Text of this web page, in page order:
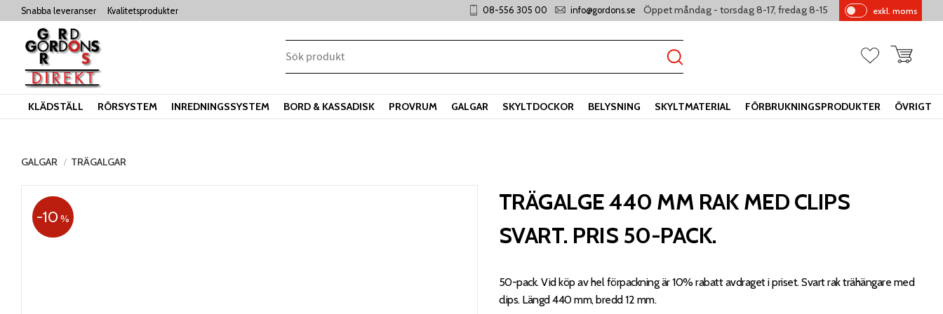
Snabba leveranser Kvalitetsprodukter 08-556 305 00 info@gordons.se Öppet måndag - torsdag 8-17, fredag 8-15
Pr
s
exkl. moms
FavoriterKundvagn
KLÄDSTÄLL RÖRSYSTEM INREDNINGSSYSTEM BORD & KASSADISK PROVRUM GALGAR SKYLTDOCKOR BELYSNING SKYLTMATERIAL FÖRBRUKNINGSPRODUKTER ÖVRIGT
GALGAR TRÄGALGAR
TRÄGALGE 440 MM RAK MED CLIPS
SVART. PRIS 50-PACK.
50-pack. Vid köp av hel förpackning är 10% rabatt avdraget i priset. Svart rak trähängare med
clips. Längd 440 mm, bredd 12 mm.
10 %